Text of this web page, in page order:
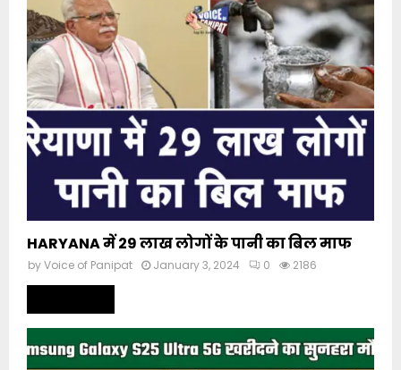
HARYANA में 29 लाख लोगों के पानी का बिल माफ
byVoice of Panipat January 3, 2024 0 2186